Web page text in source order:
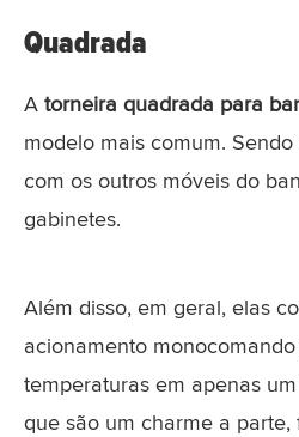
Quadrada
A torneira quadrada para
modelo mais comum.
com os outros móveis do
gabinetes.
Além disso, em geral, elas
acionamento
temperaturas em apenas
que são um charme a parte,